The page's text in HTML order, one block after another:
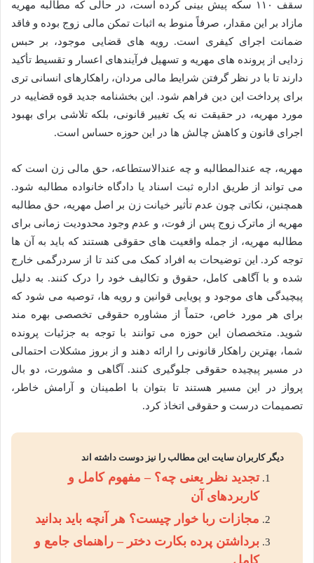
سقف ۱۱۰ سکه پیش بینی کرده است، در حالی که مطالبه مهریه
مازاد بر این مقدار، صرفاً منوط به اثبات تمکن مالی زوج بوده و فاقد
ضمانت اجرای کیفری است. رویه های قضایی موجود، بر حبس
زدایی از پرونده های مهریه و تسهیل فرآیندهای اعسار و تقسیط تأکید
دارند تا با در نظر گرفتن شرایط مالی مردان، راهکارهای انسانی تری
برای پرداخت این دین فراهم شود. این بخشنامه جدید قوه قضاییه در
مورد مهریه، در حقیقت نه یک تغییر قانونی، بلکه تلاشی برای بهبود
اجرای قانون و کاهش چالش ها در این حوزه حساس است.
مهریه، چه عندالمطالبه و چه عندالاستطاعه، حق مالی زن است که
می تواند از طریق اداره ثبت اسناد یا دادگاه خانواده مطالبه شود.
همچنین، نکاتی چون عدم تأثیر خیانت زن بر اصل مهریه، حق مطالبه
مهریه از ماترک زوج پس از فوت، و عدم وجود محدودیت زمانی برای
مطالبه مهریه، از جمله واقعیت های حقوقی هستند که باید به آن ها
توجه کرد. این توضیحات به افراد کمک می کند تا از سردرگمی خارج
شده و با آگاهی کامل، حقوق و تکالیف خود را درک کنند. به دلیل
پیچیدگی های موجود و پویایی قوانین و رویه ها، توصیه می شود که
برای هر مورد خاص، حتماً از مشاوره حقوقی تخصصی بهره مند
شوید. متخصصان این حوزه می توانند با توجه به جزئیات پرونده
شما، بهترین راهکار قانونی را ارائه دهند و از بروز مشکلات احتمالی
در مسیر پیچیده حقوقی جلوگیری کنند. آگاهی و مشورت، دو بال
پرواز در این مسیر هستند تا بتوان با اطمینان و آرامش خاطر،
تصمیمات درست و حقوقی اتخاذ کرد.
دیگر کاربران سایت این مطالب را نیز دوست داشته اند
تجدید نظر یعنی چه؟ – مفهوم کامل و
کاربردهای آن
مجازات ربا خوار چیست؟ هر آنچه باید بدانید
برداشتن پرده بکارت دختر – راهنمای جامع و